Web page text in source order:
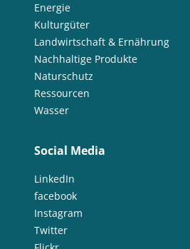
Energie
Kulturgüter
Landwirtschaft & Ernährung
Nachhaltige Produkte
Naturschutz
Ressourcen
Wasser
Social Media
LinkedIn
facebook
Instagram
Twitter